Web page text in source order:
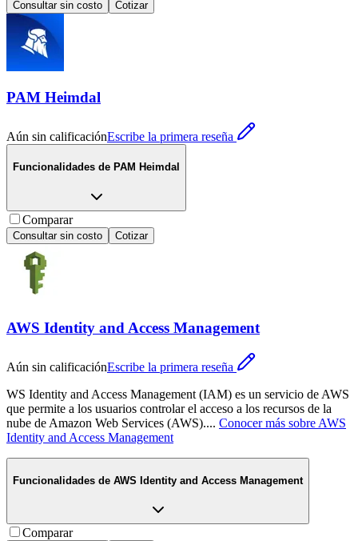
Consultar sin costo Cotizar
PAM Heimdal
Aún sin calificaciónEscribe la primera reseña
Funcionalidades de PAM Heimdal
Comparar
Consultar sin costo Cotizar
AWS Identity and Access Management
Aún sin calificaciónEscribe la primera reseña
WS Identity and Access Management (IAM) es un servicio de AWS
que permite a los usuarios controlar el acceso a los recursos de la
nube de Amazon Web Services (AWS).... Conocer más sobre AWS
Identity and Access Management
Funcionalidades de AWS Identity and Access Management
Comparar